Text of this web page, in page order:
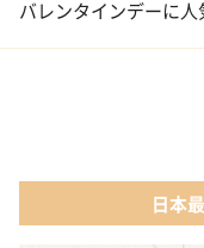
02 メイクアップ
04 ファッション小物
バレンタインデーに
02 【名入れギフト】フ
03 ショコラフレナチュ
日本